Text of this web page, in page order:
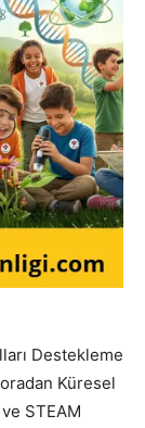
Destekleme
Küresel
STEAM